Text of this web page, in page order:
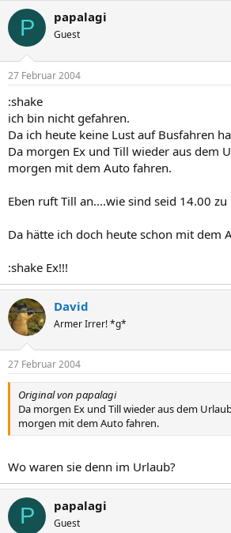
P papalagi
Guest
27 Februar 2004
:shake
ich bin nicht gefahren.
Da ich heute keine Lust auf Busfahren
Da morgen Ex und Till wieder aus dem
morgen mit dem Auto fahren.
Eben ruft Till an....wie sind seid 14.00
Da hätte ich doch heute schon mit dem
:shake Ex!!!
David
Armer Irrer! *g*
27 Februar 2004
Original von papalagi
Da morgen Ex und Till wieder aus dem
morgen mit dem Auto fahren.
Wo waren sie denn im Urlaub?
P papalagi
Guest